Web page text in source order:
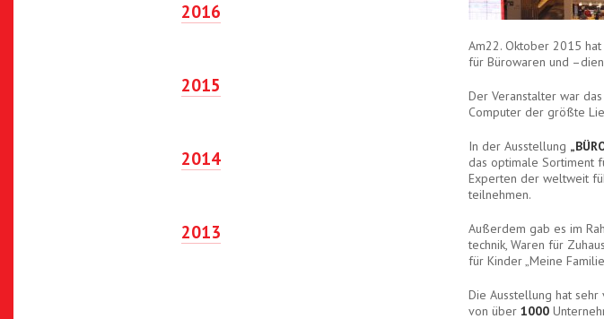
2016
2015
2014
2013
Am22. Oktober 2015
für Bürowaren und
Der Veranstalter war
Computer der größte
In der Ausstellung
das optimale Sortiment
Experten der weltweit
teilnehmen.
Außerdem gab es im
technik, Waren für
für Kinder „Meine
Die Ausstellung hat
von über 1000